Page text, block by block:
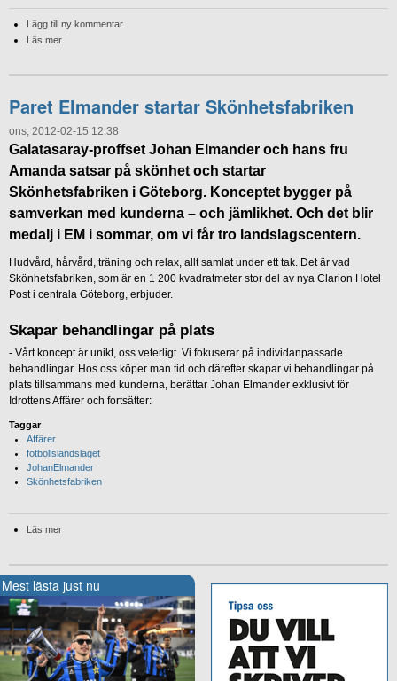
Lägg till ny kommentar
Läs mer
Paret Elmander startar Skönhetsfabriken
ons, 2012-02-15 12:38
Galatasaray-proffset Johan Elmander och hans fru
Amanda satsar på skönhet och startar
Skönhetsfabriken i Göteborg. Konceptet bygger på
samverkan med kunderna – och jämlikhet. Och det blir
medalj i EM i sommar, om vi får tro landslagscentern.
Hudvård, hårvård, träning och relax, allt samlat under ett tak. Det är vad
Skönhetsfabriken, som är en 1 200 kvadratmeter stor del av nya Clarion Hotel
Post i centrala Göteborg, erbjuder.
Skapar behandlingar på plats
- Vårt koncept är unikt, oss veterligt. Vi fokuserar på individanpassade
behandlingar. Hos oss köper man tid och därefter skapar vi behandlingar på
plats tillsammans med kunderna, berättar Johan Elmander exklusivt för
Idrottens Affärer och fortsätter:
Taggar
Affärer
fotbollslandslaget
JohanElmander
Skönhetsfabriken
Läs mer
Mest lästa just nu